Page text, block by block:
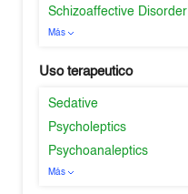
Schizoaffective Disorder
Más
Uso terapeutico
Sedative
Psycholeptics
Psychoanaleptics
Más